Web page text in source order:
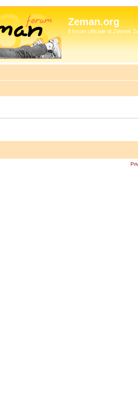
Zeman.org
Il forum ufficiale di Zdenek